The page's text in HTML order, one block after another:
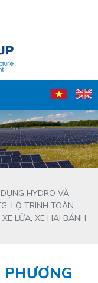
HYDRO VÀ
LỘ TRÌNH TOÀN
LỬA, XE HAI BÁNH